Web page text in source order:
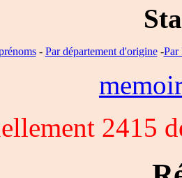
- Par département d'origine-Par
2415